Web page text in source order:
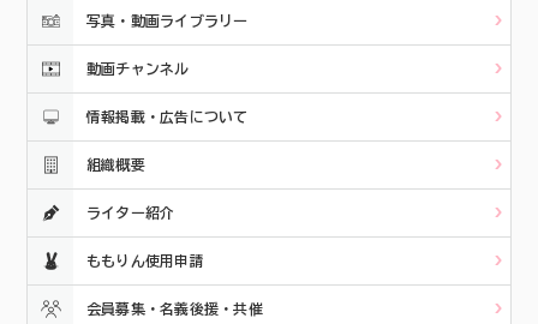
写真・動画ライブラリー
動画チャンネル
情報掲載・広告について
組織概要
ライター紹介
ももりん使用申請
会員募集・名義後援・共催